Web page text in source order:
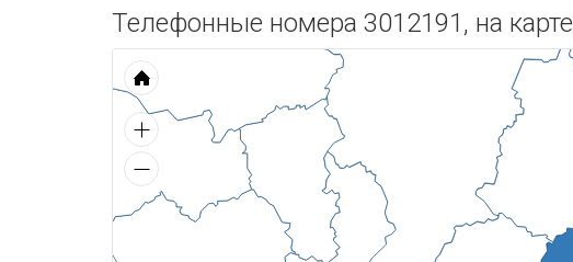
Телефонные номера 3012191, на карте